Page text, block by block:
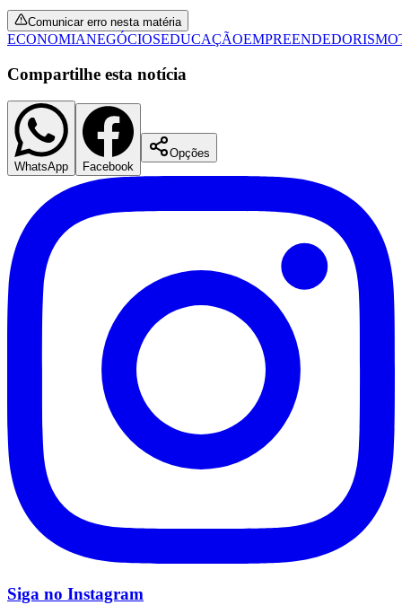
Santos
Comunicar erro nesta matéria
ECONOMIANEGÓCIOSEDUCAÇÃOEMPREENDEDORISMO
Compartilhe esta notícia
WhatsApp Facebook
Opções
Siga no Instagram